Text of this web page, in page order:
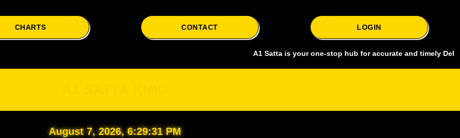
CHARTS CONTACT LOGIN
A1 Satta is your one-stop hub for accurate and timely Delhi
August 7, 2026, 6:29:32 PM